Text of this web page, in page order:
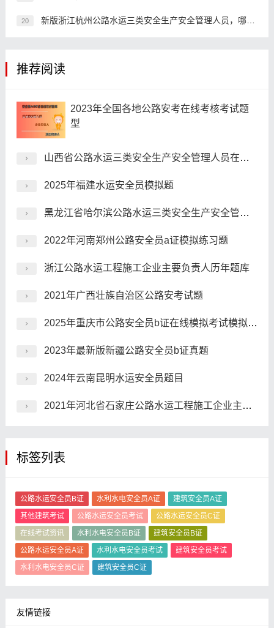
20 新版浙江杭州公路水运三类安全生产安全管理人员，哪个app好？
推荐阅读
2023年全国各地公路安考在线考核考试题
型
山西省公路水运三类安全生产安全管理人员在线模拟考试，适用范围有哪些？
2025年福建水运安全员模拟题
黑龙江省哈尔滨公路水运三类安全生产安全管理人员，是什么情况呢？
2022年河南郑州公路安全员a证模拟练习题
浙江公路水运工程施工企业主要负责人历年题库
2021年广西壮族自治区公路安考试题
2025年重庆市公路安全员b证在线模拟考试模拟习题
2023年最新版新疆公路安全员b证真题
2024年云南昆明水运安全员题目
2021年河北省石家庄公路水运工程施工企业主要负责人模拟题
标签列表
公路水运安全员B证 水利水电安全员A证
建筑安全员A证
其他建筑考试
公路水运安全员考试
公路水运安全员C证
在线考试资讯
水利水电安全员B证
建筑安全员B证
公路水运安全员A证
水利水电安全员考试
建筑安全员考试
水利水电安全员C证
建筑安全员C证
友情链接